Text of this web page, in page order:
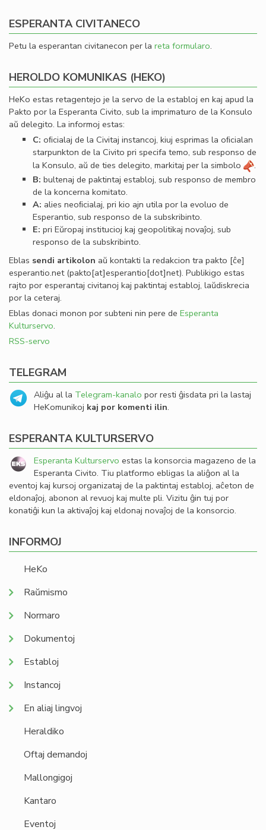
ESPERANTA CIVITANECO
Petu la esperantan civitanecon per la reta formularo.
HEROLDO KOMUNIKAS (HEKO)
HeKo estas retagentejo je la servo de la establoj en kaj apud la
Pakto por la Esperanta Civito, sub la imprimaturo de la Konsulo
aŭ delegito. La informoj estas:
C: oﬁcialaj de la Civitaj instancoj, kiuj esprimas la oﬁcialan
starpunkton de la Civito pri specifa temo, sub responso de
la Konsulo, aŭ de ties delegito, markitaj per la simbolo
.
B: bultenaj de paktintaj establoj, sub responso de membro
de la koncerna komitato.
A: alies neoﬁcialaj, pri kio ajn utila por la evoluo de
Esperantio, sub responso de la subskribinto.
E: pri Eŭropaj institucioj kaj geopolitikaj novaĵoj, sub
responso de la subskribinto.
Eblas sendi artikolon aŭ kontakti la redakcion tra pakto [ĉe]
esperantio.net(pakto[at]esperantio[dot]net). Publikigo estas
rajto por esperantaj civitanoj kaj paktintaj establoj, laŭdiskrecia
por la ceteraj.
Eblas donaci monon por subteni nin pere de Esperanta
Kulturservo.
RSS-servo
TELEGRAM
Aliĝu al la Telegram-kanalo por resti ĝisdata pri la lastaj
HeKomunikoj kaj por komenti ilin.
ESPERANTA KULTURSERVO
Esperanta Kulturservo estas la konsorcia magazeno de la
Esperanta Civito. Tiu platformo ebligas la aliĝon al la
eventoj kaj kursoj organizataj de la paktintaj establoj, aĉeton de
eldonaĵoj, abonon al revuoj kaj multe pli. Vizitu ĝin tuj por
konatiĝi kun la aktivaĵoj kaj eldonaj novaĵoj de la konsorcio.
INFORMOJ
HeKo
Raŭmismo
Normaro
Dokumentoj
Establoj
Instancoj
En aliaj lingvoj
Heraldiko
Oftaj demandoj
Mallongigoj
Kantaro
Eventoj